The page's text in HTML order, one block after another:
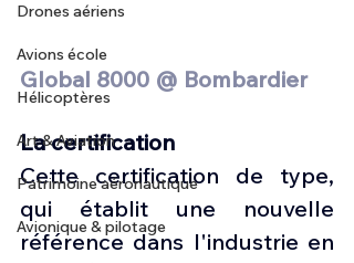
Drones aériens
Avions école
Hélicoptères
Art & Aviation
Patrimoine aéronautique
Avionique & pilotage
Global 8000 @ Bombardier
La certification
Cette certification de type,
qui établit une nouvelle
référence dans l'industrie en